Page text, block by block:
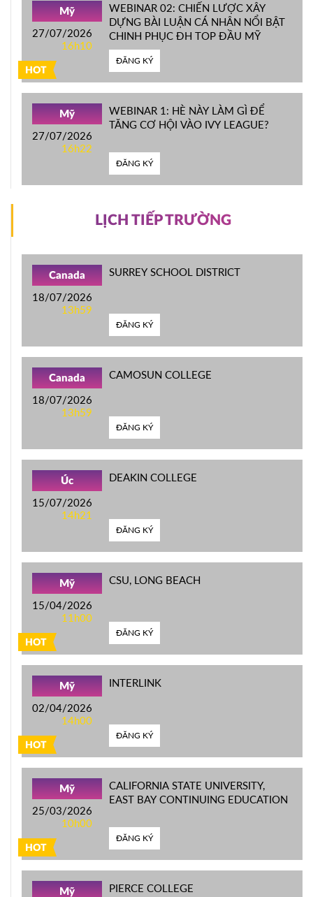
HOT
Mỹ
27/07/2026
16h10
WEBINAR 02: CHIẾN LƯỢC XÂY
DỰNG BÀI LUẬN CÁ NHÂN NỔI BẬT
CHINH PHỤC ĐH TOP ĐẦU MỸ
ĐĂNG KÝ
Mỹ
27/07/2026
16h22
WEBINAR 1: HÈ NÀY LÀM GÌ ĐỂ
TĂNG CƠ HỘI VÀO IVY LEAGUE?
ĐĂNG KÝ
LỊCH TIẾP TRƯỜNG
Canada
18/07/2026
13h59
SURREY SCHOOL DISTRICT
ĐĂNG KÝ
Canada
18/07/2026
13h59
CAMOSUN COLLEGE
ĐĂNG KÝ
Úc
15/07/2026
14h21
DEAKIN COLLEGE
ĐĂNG KÝ
HOT
Mỹ
15/04/2026
11h00
CSU, LONG BEACH
ĐĂNG KÝ
HOT
Mỹ
02/04/2026
14h00
INTERLINK
ĐĂNG KÝ
HOT
Mỹ
25/03/2026
10h00
CALIFORNIA STATE UNIVERSITY,
EAST BAY CONTINUING EDUCATION
ĐĂNG KÝ
Mỹ PIERCE COLLEGE